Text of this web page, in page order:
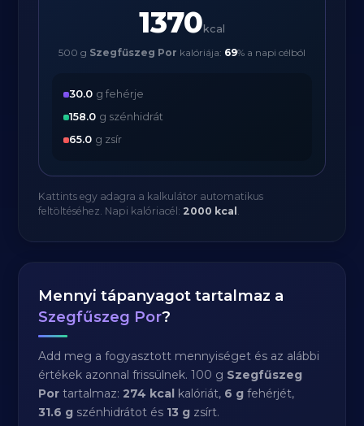
1370 kcal
500 g Szegfűszeg Por kalóriája: 69% a napi célból
30.0 g fehérje
158.0 g szénhidrát
65.0 g zsír
Kattints egy adagra a kalkulátor automatikus
feltöltéséhez. Napi kalóriacél: 2000 kcal .
Mennyi tápanyagot tartalmaz a
Szegfűszeg Por?
Add meg a fogyasztott mennyiséget és az alábbi
értékek azonnal frissülnek. 100 g Szegfűszeg
Por tartalmaz:274 kcal kalóriát, 6 g fehérjét,
31.6 g szénhidrátot és 13 g zsírt.